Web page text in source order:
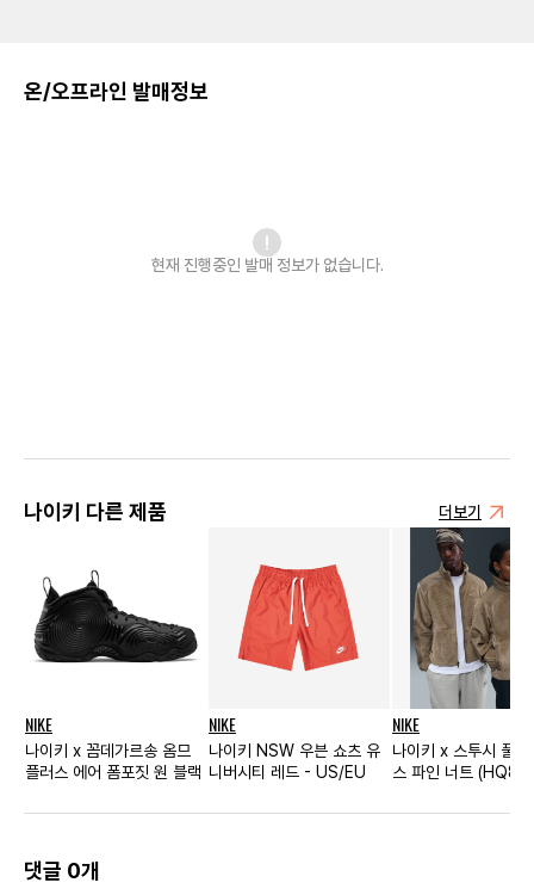
온/오프라인 발매정보
현재 진행중인 발매 정보가 없습니다.
나이키 다른 제품 더보기
NIKE
나이키 x 꼼데가르송 옴므
플러스 에어 폼포짓 원 블랙
NIKE
나이키 NSW 우븐 쇼츠 유
니버시티 레드 - US/EU
NIKE
나이키 x 스투시 풀
스 파인 너트
댓글 0개